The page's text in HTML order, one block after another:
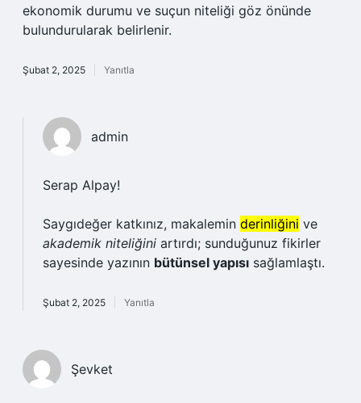
ekonomik durumu ve suçun niteliği göz önünde
bulundurularak belirlenir.
Şubat 2, 2025 Yanıtla
admin
Serap Alpay!
Saygıdeğer katkınız, makalemin derinliğini ve
akademik niteliğini artırdı; sunduğunuz fikirler
sayesinde yazının bütünsel yapısı sağlamlaştı.
Şubat 2, 2025 Yanıtla
Şevket